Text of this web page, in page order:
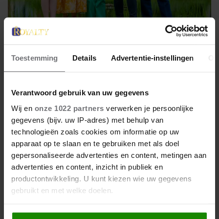
Toestemming Details Advertentie-instellingen
Verantwoord gebruik van uw gegevens
Wij en onze 1022 partners verwerken je persoonlijke
gegevens (bijv. uw IP-adres) met behulp van
technologieën zoals cookies om informatie op uw
apparaat op te slaan en te gebruiken met als doel
gepersonaliseerde advertenties en content, metingen aan
advertenties en content, inzicht in publiek en
productontwikkeling. U kunt kiezen wie uw gegevens
gebruikt en met welke doelen.
Als u het toestaat, willen we ook graag:
12 december 2025
WIST JE DAT AMALIA
‘OFFICIEEL’ GEEN
TROONOPVOLGER KAN ZIJN IN
DÍT GEVAL?
Amalia staat weer even helemaal in the picture. Niet
zo gek natuurlijk, over onze beoogde
troonopvolgster zijn maar liefst 2 boeken
uitgebracht. Een historisch feitje uit 1 van die
boeken zorgt nu voor ophef in Den Haag.